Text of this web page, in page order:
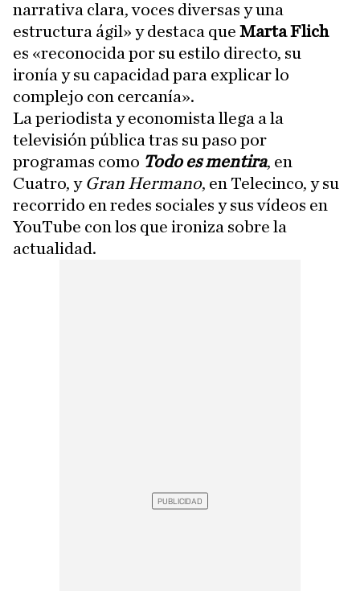
narrativa clara, voces diversas y una
estructura ágil» y destaca que Marta Flich
es «reconocida por su estilo directo, su
ironía y su capacidad para explicar lo
complejo con cercanía».
La periodista y economista llega a la
televisión pública tras su paso por
programas como Todo es mentira, en
Cuatro, y Gran Hermano, en Telecinco, y su
recorrido en redes sociales y sus vídeos en
YouTube con los que ironiza sobre la
actualidad.